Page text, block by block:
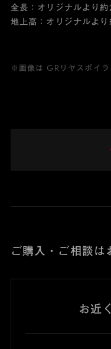
全長：オリジナルより
地上高：オリジナルよ
※画像は GRリヤスポイラ
ご購入・ご相談
お近